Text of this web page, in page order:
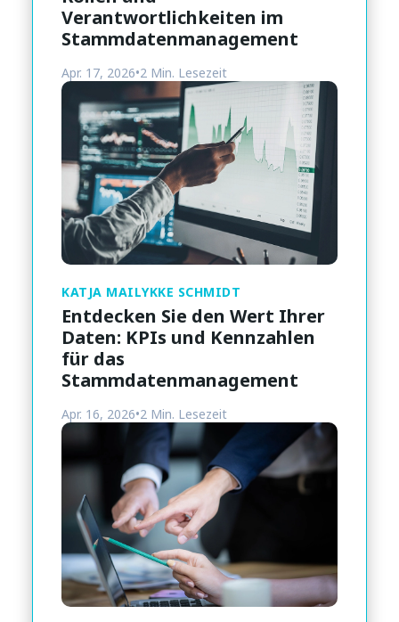
Verantwortlichkeiten im
Stammdatenmanagement
Apr. 17, 2026•2 Min. Lesezeit
KATJA MAILYKKE SCHMIDT
Entdecken Sie den Wert Ihrer
Daten: KPIs und Kennzahlen
für das
Stammdatenmanagement
Apr. 16, 2026•2 Min. Lesezeit